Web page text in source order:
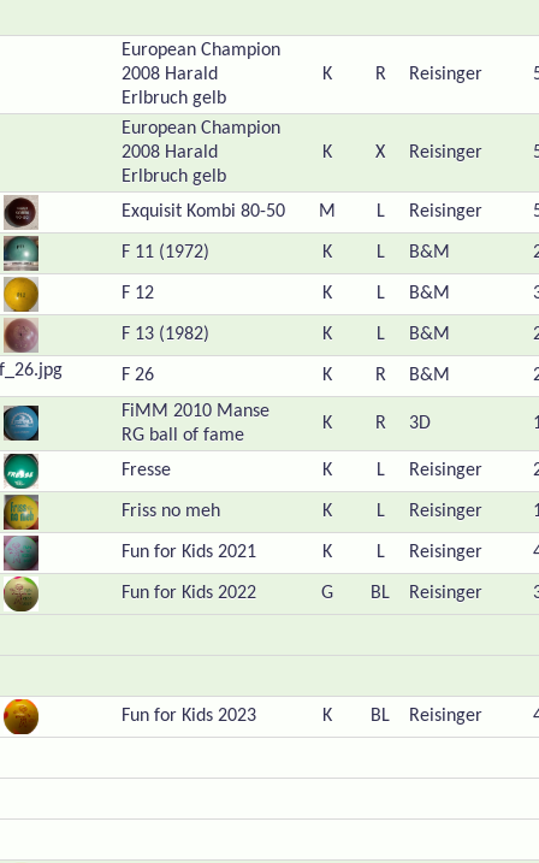
European Champion
2008 Harald
Erlbruch gelb
K R Reisinger
European Champion
2008 Harald
Erlbruch gelb
K X Reisinger
Exquisit Kombi 80-50 M L Reisinger
F 11 (1972) K L B&M
F 12 K L B&M
F 13 (1982) K L B&M
F 26 K R B&M
FiMM 2010 Manse
RG ball of fame
K R 3D
Fresse K L Reisinger
Friss no meh K L Reisinger
Fun for Kids 2021 K L Reisinger
Fun for Kids 2022 G BL Reisinger
Fun for Kids 2023 K BL Reisinger